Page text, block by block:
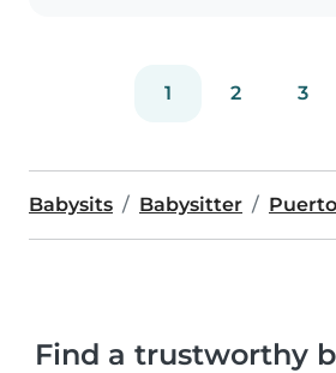
1 2 3
Babysits Babysitter
Find a trustworthy